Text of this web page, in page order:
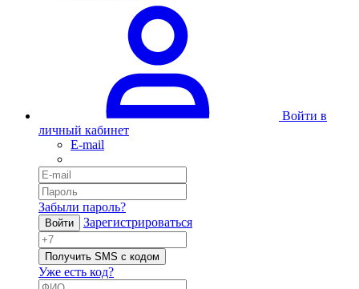
Войти в
личный кабинет
E-mail
Забыли пароль?
Войти Зарегистрироваться
Получить SMS с кодом
Уже есть код?